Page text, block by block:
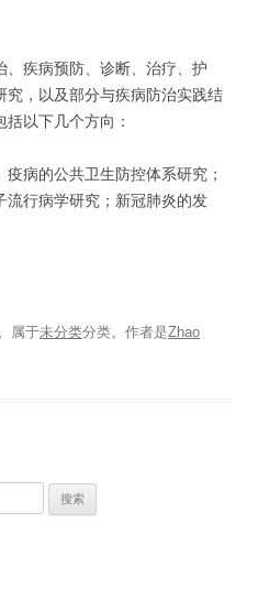
疾病预防、诊断、治疗、护
，以及部分与疾病防治实践结
以下几个方向：
病的公共卫生防控体系研究；
流行病学研究；新冠肺炎的发
属于未分类分类。 作者是Zhao